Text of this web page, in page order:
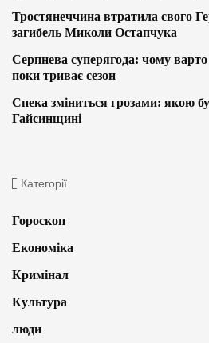
Тростянеччина втратила свого
загибель Миколи Остапчука
Серпнева суперягода: чому
поки триває сезон
Спека зміниться грозами: якою
Гайсинщині
Категорії
Гороскоп
Економіка
Кримінал
Культура
люди